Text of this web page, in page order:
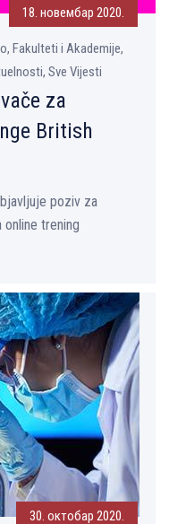
18. новембар 2020.
Fakulteti i Akademije,
Sve Vijesti
za
British
poziv za
online trening
30. октобар 2020.